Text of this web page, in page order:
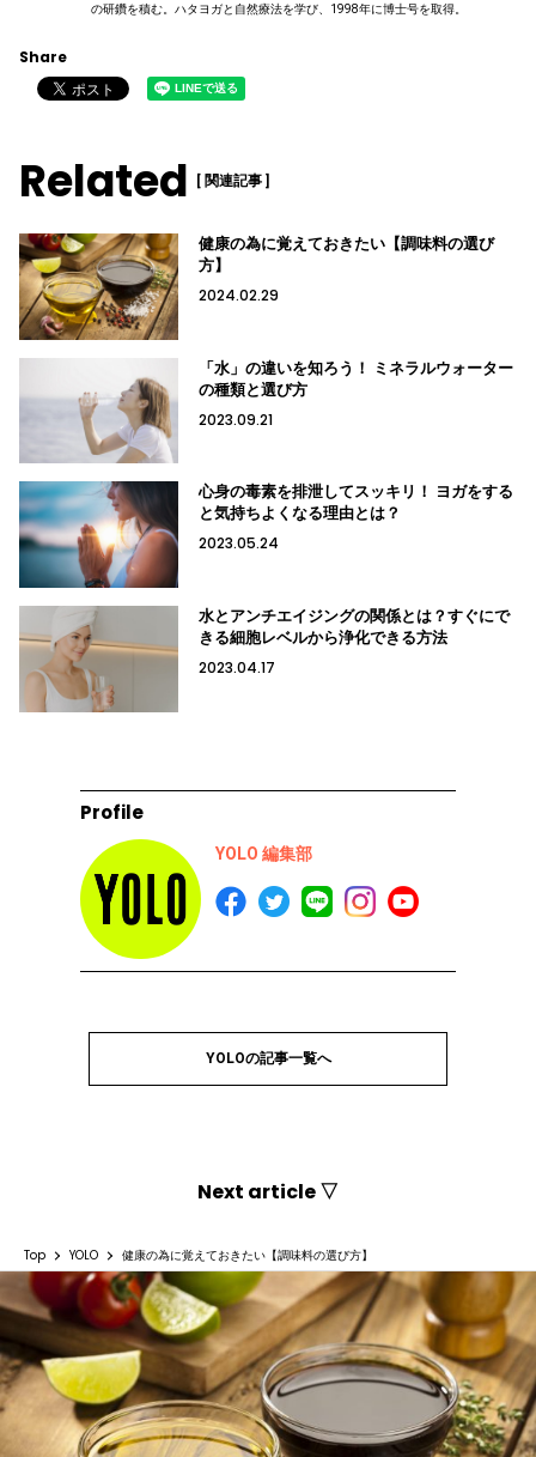
の研鑽を積む。ハタヨガと自然療法を学び、1998年に博士号を取得。
Share
Related [ 関連記事 ]
健康の為に覚えておきたい【調味料の選び
方】
2024.02.29
「水」の違いを知ろう！ ミネラルウォーター
の種類と選び方
2023.09.21
心身の毒素を排泄してスッキリ！ ヨガをする
と気持ちよくなる理由とは？
2023.05.24
水とアンチエイジングの関係とは？すぐにで
きる細胞レベルから浄化できる方法
2023.04.17
Profile
YOLO 編集部
YOLOの記事一覧へ
Next article ▽
Top YOLO 健康の為に覚えておきたい【調味料の選び方】